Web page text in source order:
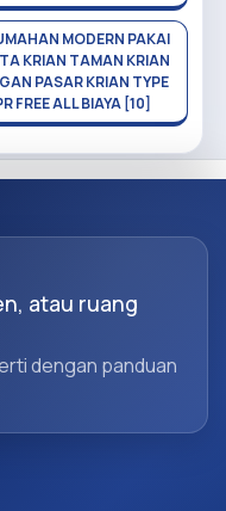
MODERN PAKAI
KRIAN TAMAN KRIAN
PASAR KRIAN TYPE
FREE ALL BIAYA [10]
atau ruang
dengan panduan